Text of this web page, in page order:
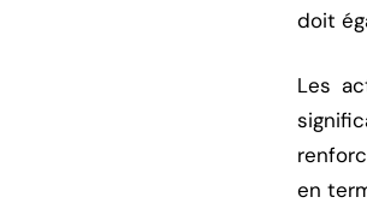
doit
Les
en